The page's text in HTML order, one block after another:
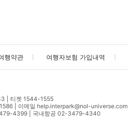
행약관 여행자보험 가입내역
티켓 1544-1555
이메일 help.interpark@nol-universe.com
4399
국내항공 02-3479-4340